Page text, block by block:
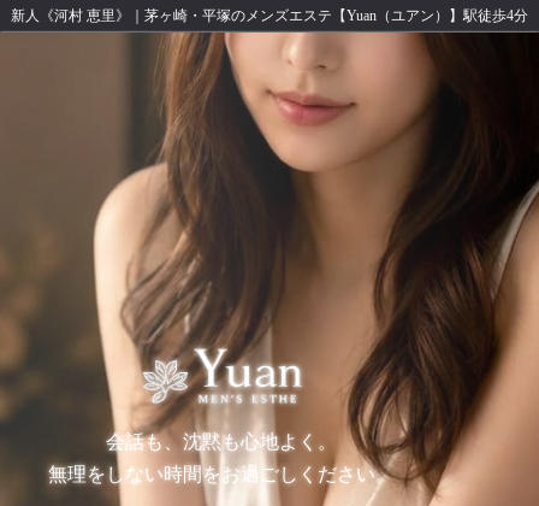
新人《河村 恵里》｜茅ヶ崎・平塚のメンズエステ【Yuan（ユアン）】駅徒歩4分
会話も、沈黙も心地よく。
無理をしない時間をお過ごしください。